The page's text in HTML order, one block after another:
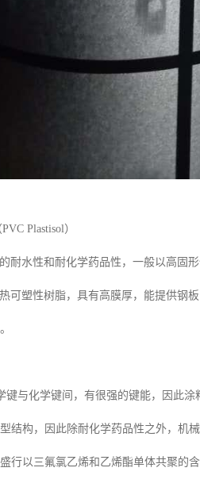
Plastisol）
耐水性和耐化学药品性，一般以高固
可塑性树脂，具有高膜厚，能提供钢
键与化学键间，有很强的键能，因此
结构，因此除耐化学药品性之外，机
行以三氟氯乙烯和乙烯酯单体共聚的